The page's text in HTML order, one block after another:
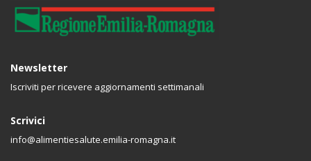
Newsletter
Iscriviti per ricevere aggiornamenti settimanali
Scrivici
info@alimentiesalute.emilia-romagna.it